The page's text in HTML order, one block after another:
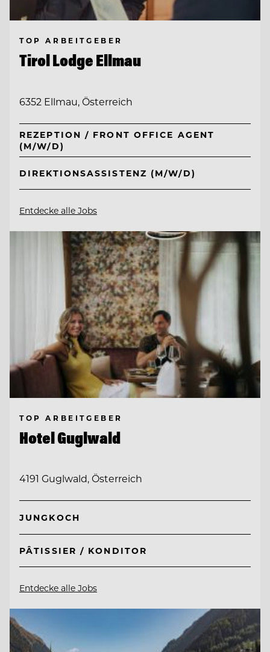
TOP ARBEITGEBER
Tirol Lodge Ellmau
6352 Ellmau, Österreich
REZEPTION / FRONT OFFICE AGENT
(M/W/D)
DIREKTIONSASSISTENZ (M/W/D)
Entdecke alle Jobs
TOP ARBEITGEBER
Hotel Guglwald
4191 Guglwald, Österreich
JUNGKOCH
PÂTISSIER / KONDITOR
Entdecke alle Jobs